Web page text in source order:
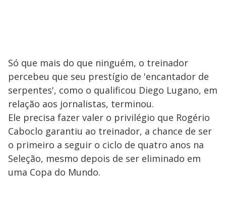
Só que mais do que ninguém, o treinador
percebeu que seu prestígio de 'encantador de
serpentes', como o qualificou Diego Lugano, em
relação aos jornalistas, terminou.
Ele precisa fazer valer o privilégio que Rogério
Caboclo garantiu ao treinador, a chance de ser
o primeiro a seguir o ciclo de quatro anos na
Seleção, mesmo depois de ser eliminado em
uma Copa do Mundo.